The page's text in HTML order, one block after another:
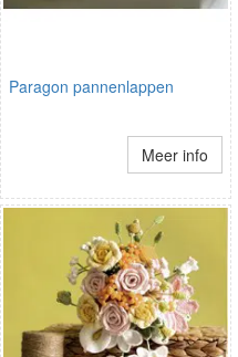
Paragon pannenlappen
Meer info